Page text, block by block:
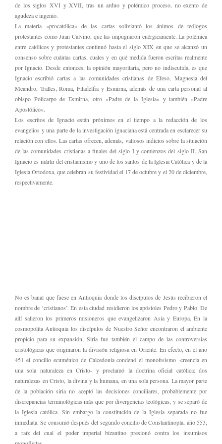
de los siglos XVI y XVII, tras un arduo y polémico proceso, no exento de
agudeza e ingenio.
La materia «procatólica» de las cartas soliviantó los ánimos de teólogos
protestantes como Juan Calvino, que las impugnaron enérgicamente. La polémica
entre católicos y protestantes continuó hasta el siglo XIX en que se alcanzó un
consenso sobre cuántas cartas, cuales y en qué medida fueron escritas realmente
por Ignacio. Desde entonces, la opinión mayoritaria, pero no indiscutida, es que
Ignacio escribió cartas a las comunidades cristianas de Efeso, Magnesia del
Meandro, Tralles, Roma, Filadelfia y Esmirna, además de una carta personal al
obispo Policarpo de Esmirna, otro «Padre de la Iglesia» y también «Padre
Apostólico».
Los escritos de Ignacio están próximos en el tiempo a la redacción de los
evangelios y una parte de la investigación ignaciana está centrada en esclarecer su
relación con ellos. Las cartas ofrecen, además, valiosos indicios sobre la situación
de las comunidades cristianas a finales del siglo I y comienzos del siglo II. San
Ignacio es mártir del cristianismo y uno de los santos de la Iglesia Católica y de la
Iglesia Ortodoxa, que celebran su festividad el 17 de octubre y el 20 de diciembre,
respectivamente.
No es banal que fuese en Antioquia donde los discípulos de Jesús recibieron el
nombre de ‘cristianos’. En esta ciudad residieron los apóstoles Pedro y Pablo. De
allí salieron los primeros misioneros que evangelizaron Asia y Europa. En la
cosmopolita Antioquia los discípulos de Nuestro Señor encontraron el ambiente
propicio para su expansión, Siria fue también el campo de las controversias
cristológicas que originaron la división religiosa en Oriente. En efecto, en el año
451 el concilio ecuménico de Calcedonia condenó el monofisismo -creencia en
una sola naturaleza en Cristo- y proclamó la doctrina oficial católica: dos
naturalezas en Cristo, la divina y la humana, en una sola persona. La mayor parte
de la población siria no aceptó las decisiones conciliares, probablemente por
discrepancias terminológicas más que por divergencias teológicas, y se separó de
la Iglesia católica. Sin embargo la constitución de la Iglesia separada no fue
inmediata. Se consumó después del segundo concilio de Constantinopla, año 553,
a raíz del cual el poder imperial bizantino presionó contra los insumisos